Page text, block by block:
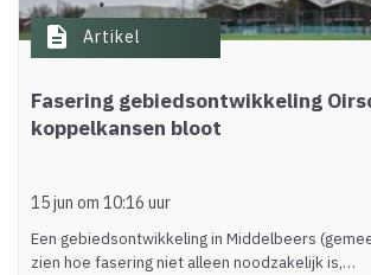
description Artikel
Fasering gebiedsontwikkeling
koppelkansen bloot
15 jun om 10:16 uur
Een gebiedsontwikkeling in Middelbeers
zien hoe fasering niet alleen noodzakelijk is,…